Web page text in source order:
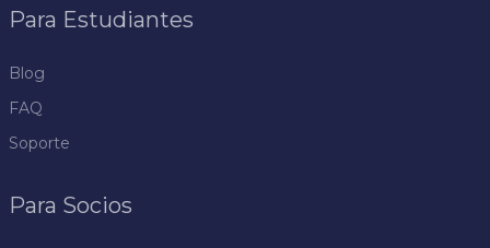
Para Estudiantes
Blog
FAQ
Soporte
Para Socios